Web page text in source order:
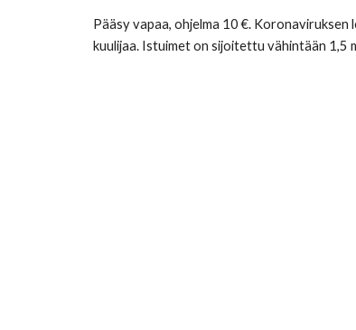
Pääsy vapaa, ohjelma 10 €.
kuulijaa. Istuimet on sijoitettu vähintään 1,5